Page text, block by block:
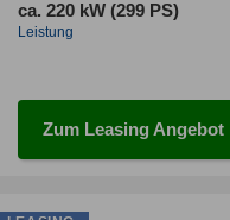
ca. 220 kW (299 PS)
Leistung
Zum Leasing Angebot